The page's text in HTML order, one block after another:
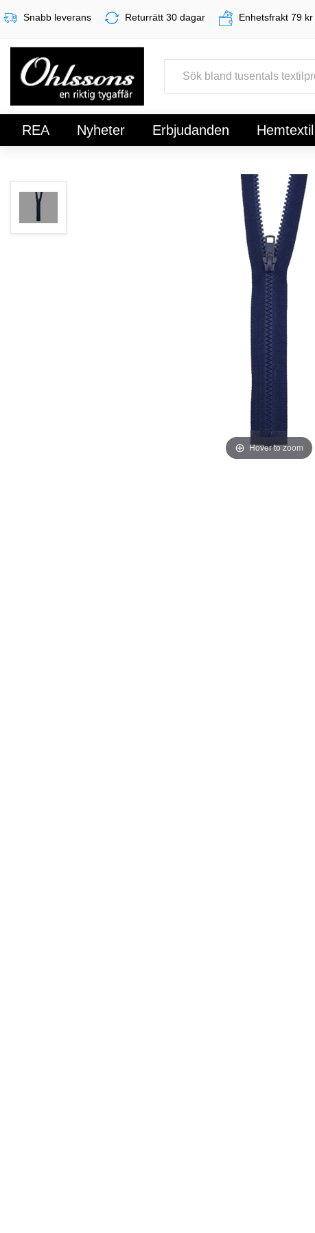
Snabb leverans Returrätt 30 dagar Enhetsfrakt 79 kr
REA Nyheter Erbjudanden Hemtextil
Hover to zoom